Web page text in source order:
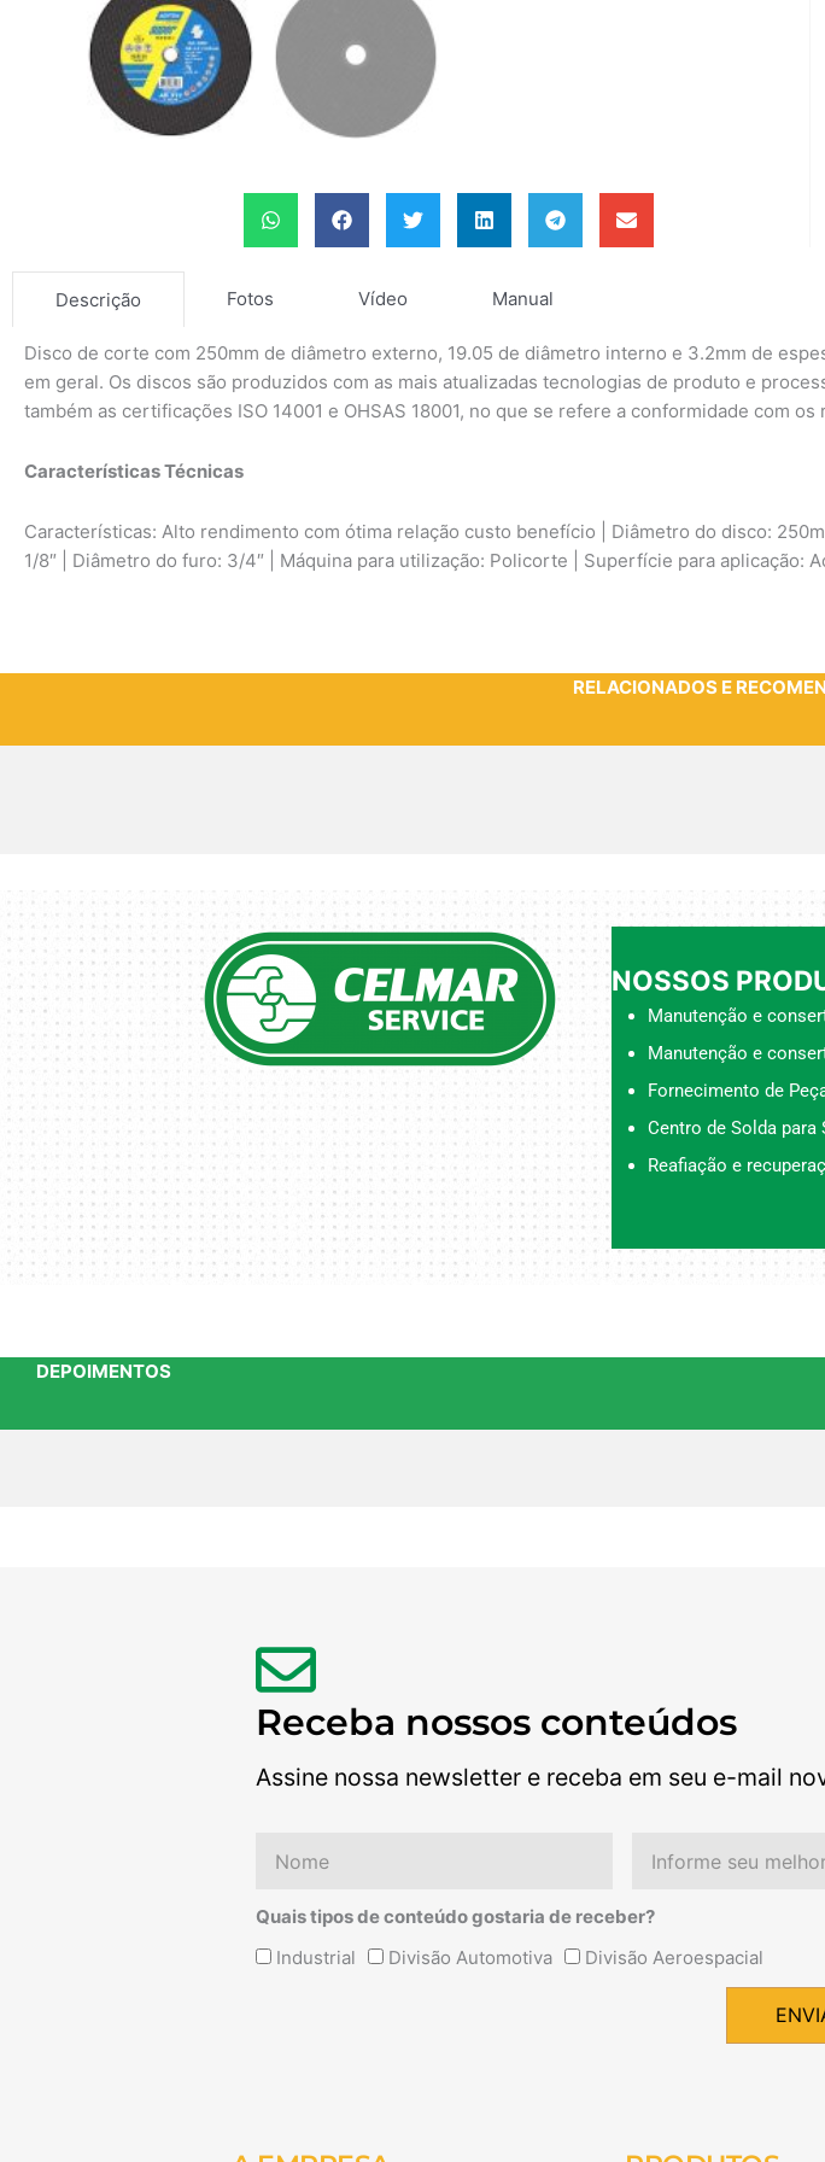
Descrição Fotos Vídeo Manual
Disco de corte com 250mm de diâmetro externo, 19.05 de diâmetro interno e 3.2mm de
em geral. Os discos são produzidos com as mais atualizadas tecnologias de produto e
também as certificações ISO 14001 e OHSAS 18001, no que se refere a conformidade com
Características Técnicas
Características: Alto rendimento com ótima relação custo benefício | Diâmetro do disco:
1/8″ | Diâmetro do furo: 3/4″ | Máquina para utilização: Policorte | Superfície para aplicação:
RELACIONADOS E
NOSSOS
Manutenção e
Manutenção e
Fornecimento de
Centro de Solda para
Reafiação e
DEPOIMENTOS
Receba nossos conteúdos
Assine nossa newsletter e receba em seu e-mail
Quais tipos de conteúdo gostaria de receber?
QuaisIndustrial Divisão Automotiva Divisão Aeroespacial